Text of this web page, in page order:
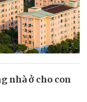
nhà ở cho con